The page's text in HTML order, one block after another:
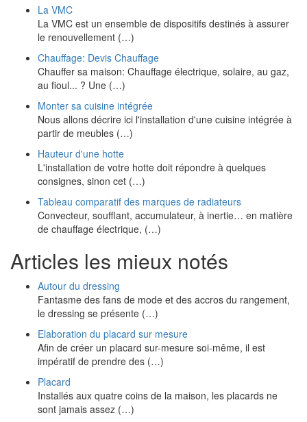
La VMC
La VMC est un ensemble de dispositifs destinés à assurer
le renouvellement (…)
Chauffage: Devis Chauffage
Chauffer sa maison: Chauffage électrique, solaire, au gaz,
au fioul... ? Une (…)
Monter sa cuisine intégrée
Nous allons décrire ici l'installation d'une cuisine intégrée à
partir de meubles (…)
Hauteur d'une hotte
L'installation de votre hotte doit répondre à quelques
consignes, sinon cet (…)
Tableau comparatif des marques de radiateurs
Convecteur, soufflant, accumulateur, à inertie… en matière
de chauffage électrique, (…)
Articles les mieux notés
Autour du dressing
Fantasme des fans de mode et des accros du rangement,
le dressing se présente (…)
Elaboration du placard sur mesure
Afin de créer un placard sur-mesure soi-même, il est
impératif de prendre des (…)
Placard
Installés aux quatre coins de la maison, les placards ne
sont jamais assez (…)